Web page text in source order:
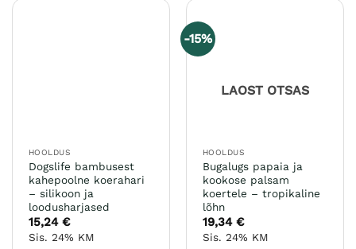
varianti.
Valikuid
saab
tootelehel.
HOOLDUS
Dogslife bambusest
kahepoolne koerahari
– silikoon ja
loodusharjased
15,24 €
Sis. 24% KM
-15%
LAOST OTSAS
HOOLDUS
Bugalugs papaia ja
kookose palsam
koertele – tropikaline
lõhn
19,34 €
Sis. 24% KM